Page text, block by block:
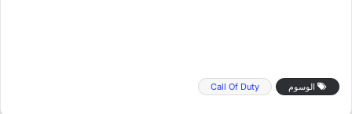
الوسوم Call Of Duty